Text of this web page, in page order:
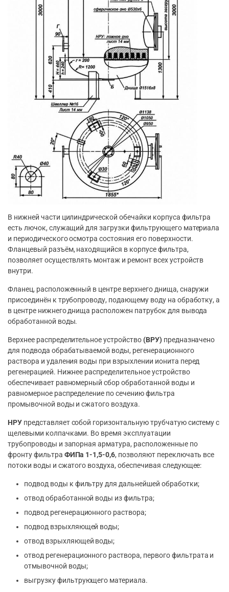
В нижней части цилиндрической обечайки корпуса фильтра
есть лючок, служащий для загрузки фильтрующего материала
и периодического осмотра состояния его поверхности.
Фланцевый разъём, находящийся в корпусе фильтра,
позволяет осуществлять монтаж и ремонт всех устройств
внутри.
Фланец, расположенный в центре верхнего днища, снаружи
присоединён к трубопроводу, подающему воду на обработку, а
в центре нижнего днища расположен патрубок для вывода
обработанной воды.
Верхнее распределительное устройство (ВРУ)предназначено
для подвода обрабатываемой воды, регенерационного
раствора и удаления воды при взрыхлении ионита перед
регенерацией. Нижнее распределительное устройство
обеспечивает равномерный сбор обработанной воды и
равномерное распределение по сечению фильтра
промывочной воды и сжатого воздуха.
НРУпредставляет собой горизонтальную трубчатую систему с
щелевыми колпачками. Во время эксплуатации
трубопроводы и запорная арматура, расположенные по
фронту фильтра ФИПа 1-1,5-0,6, позволяют переключать все
потоки воды и сжатого воздуха, обеспечивая следующее:
подвод воды к фильтру для дальнейшей обработки;
отвод обработанной воды из фильтра;
подвод регенерационного раствора;
подвод взрыхляющей воды;
отвод взрыхляющей воды;
отвод регенерационного раствора, первого фильтрата и
отмывочной воды;
выгрузку фильтрующего материала.